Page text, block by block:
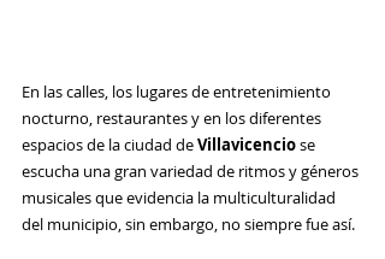
En las calles, los lugares de entretenimiento
nocturno, restaurantes y en los diferentes
espacios de la ciudad de Villavicencio se
escucha una gran variedad de ritmos y géneros
musicales que evidencia la multiculturalidad
del municipio, sin embargo, no siempre fue así.